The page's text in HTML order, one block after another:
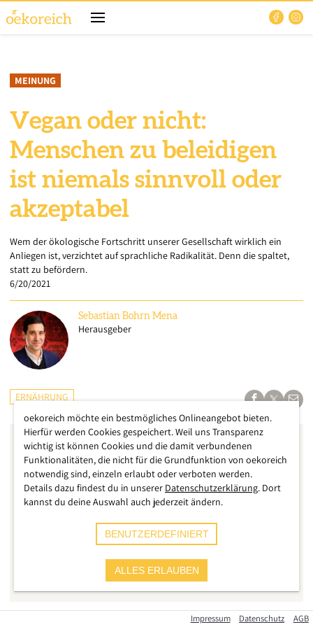
MEINUNG
Vegan oder nicht:
Menschen zu beleidigen
ist niemals sinnvoll oder
akzeptabel
Wem der ökologische Fortschritt unserer Gesellschaft wirklich ein
Anliegen ist, verzichtet auf sprachliche Radikalität. Denn die spaltet,
statt zu befördern.
6/20/2021
Sebastian Bohrn Mena
Herausgeber
ERNÄHRUNG
Impressum Datenschutz AGB
oekoreich möchte ein bestmögliches Onlineangebot bieten.
Hierfür werden Cookies gespeichert. Weil uns Transparenz
wichtig ist können Cookies und die damit verbundenen
Funktionalitäten, die nicht für die Grundfunktion von oekoreich
notwendig sind, einzeln erlaubt oder verboten werden.
Details dazu findest du in unserer Datenschutzerklärung. Dort
kannst du deine Auswahl auch jederzeit ändern.
BENUTZERDEFINIERT
ALLES ERLAUBEN